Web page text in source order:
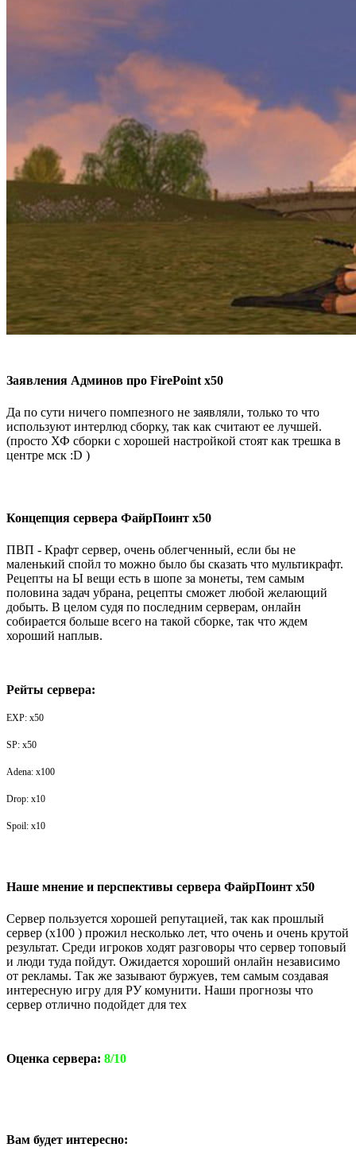
Заявления Админов про FirePoint x50
Да по сути ничего помпезного не заявляли, только то что
используют интерлюд сборку, так как считают ее лучшей.
(просто ХФ сборки с хорошей настройкой стоят как трешка в
центре мск :D )
Концепция сервера ФайрПоинт х50
ПВП - Крафт сервер, очень облегченный, если бы не
маленький спойл то можно было бы сказать что мультикрафт.
Рецепты на Ы вещи есть в шопе за монеты, тем самым
половина задач убрана, рецепты сможет любой желающий
добыть. В целом судя по последним серверам, онлайн
собирается больше всего на такой сборке, так что ждем
хороший наплыв.
Рейты сервера:
EXP: x50
SP: x50
Adena: x100
Drop: x10
Spoil: x10
Наше мнение и перспективы сервера ФайрПоинт х50
Сервер пользуется хорошей репутацией, так как прошлый
сервер (х100 ) прожил несколько лет, что очень и очень крутой
результат. Среди игроков ходят разговоры что сервер топовый
и люди туда пойдут. Ожидается хороший онлайн независимо
от рекламы. Так же зазывают буржуев, тем самым создавая
интересную игру для РУ комунити. Наши прогнозы что
сервер отлично подойдет для тех
Оценка сервера: 8/10
Вам будет интересно: